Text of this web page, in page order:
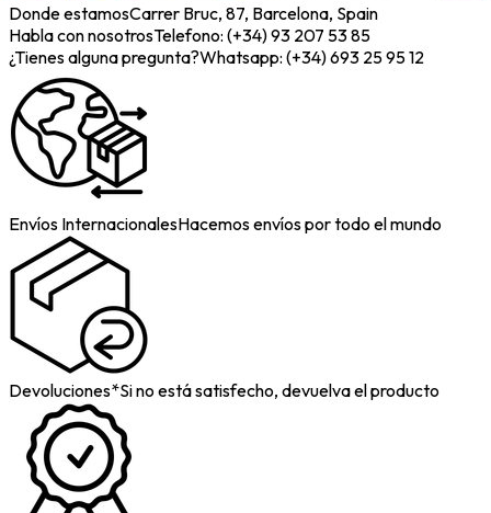
Donde estamosCarrer Bruc, 87, Barcelona, Spain
Habla con nosotrosTelefono: (+34) 93 207 53 85
¿Tienes alguna pregunta?Whatsapp: (+34) 693 25 95 12
Envíos InternacionalesHacemos envíos por todo el mundo
Devoluciones*Si no está satisfecho, devuelva el producto